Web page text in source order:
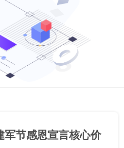
军节感恩宣言核心价